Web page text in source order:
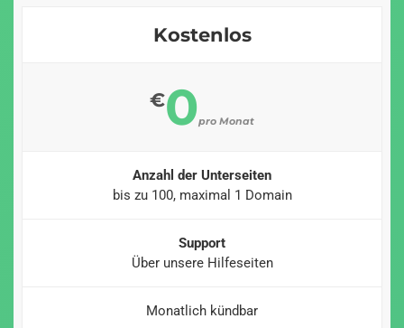
Kostenlos
€0pro Monat
Anzahl der Unterseiten
bis zu 100, maximal 1 Domain
Support
Über unsere Hilfeseiten
Monatlich kündbar